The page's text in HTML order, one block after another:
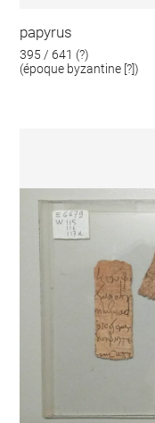
papyrus
395 / 641 (?)
(époque byzantine [?])